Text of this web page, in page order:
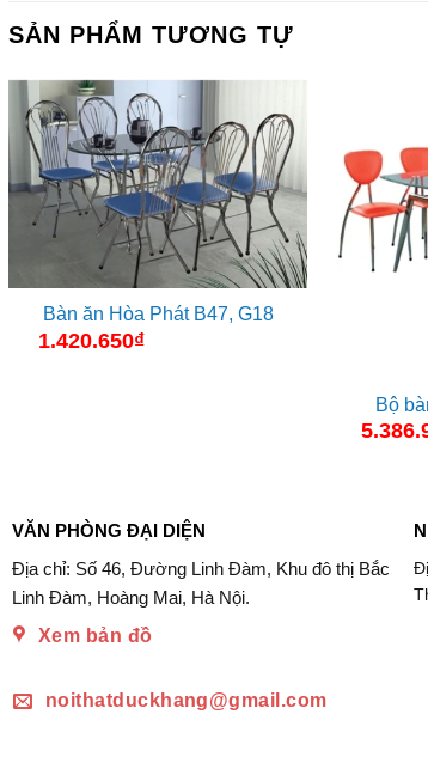
SẢN PHẨM TƯƠNG TỰ
Bàn ăn Hòa Phát B47, G18
1.420.650₫
Bộ
VĂN PHÒNG ĐẠI DIỆN
Địa chỉ: Số 46, Đường Linh Đàm, Khu đô thị Bắc
Linh Đàm, Hoàng Mai, Hà Nội.
Xem bản đồ
noithatduckhang@gmail.com